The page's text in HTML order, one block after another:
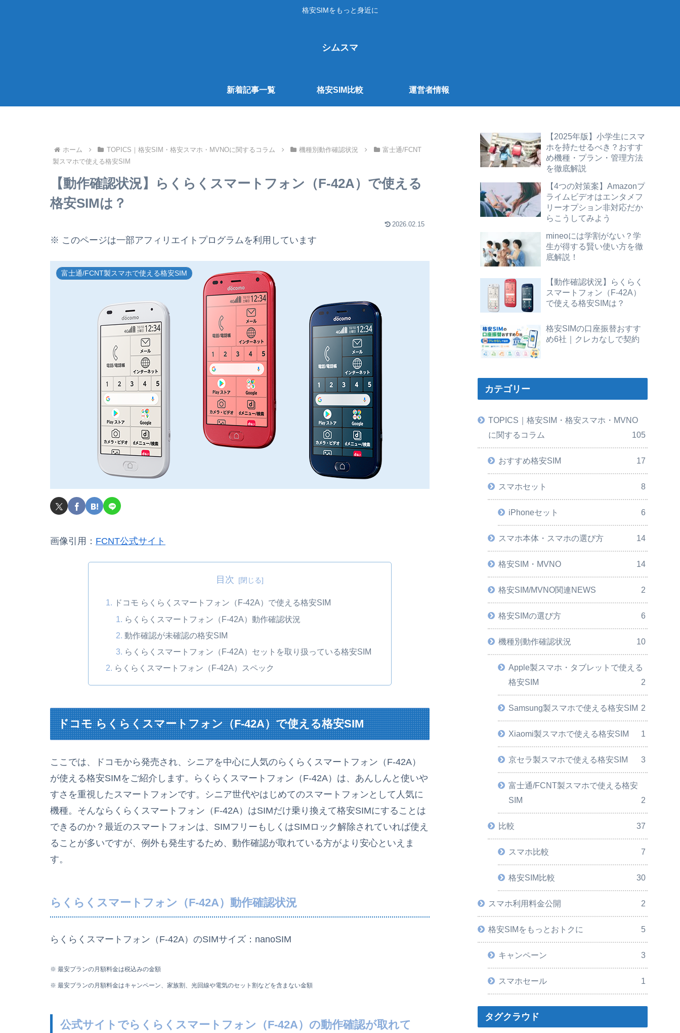
格安SIMをもっと身近に
シムスマ
新着記事一覧 格安SIM比較 運営者情報
ホーム TOPICS｜格安SIM・格安スマホ・MVNOに関するコラム 機種別動作確認状況
富士通/FCNT
製スマホで使える格安SIM
【動作確認状況】らくらくスマートフォン（F-42A）で使える
格安SIMは？
2026.02.15
※ このページは一部アフィリエイトプログラムを利用しています
富士通/FCNT製スマホで使える格安SIM
画像引用： FCNT公式サイト
目次
ドコモ らくらくスマートフォン（F-42A）で使える格安SIM
らくらくスマートフォン（F-42A）動作確認状況
動作確認が未確認の格安SIM
らくらくスマートフォン（F-42A）セットを取り扱っている格安SIM
らくらくスマートフォン（F-42A）スペック
ドコモ らくらくスマートフォン（F-42A）で使える格安SIM
ここでは、ドコモから発売され、シニアを中心に人気のらくらくスマートフォン（F-42A）
が使える格安SIMをご紹介します。らくらくスマートフォン（F-42A）は、あんしんと使いや
すさを重視したスマートフォンです。シニア世代やはじめてのスマートフォンとして人気に
機種。そんならくらくスマートフォン（F-42A）はSIMだけ乗り換えて格安SIMにすることは
できるのか？最近のスマートフォンは、SIMフリーもしくはSIMロック解除されていれば使え
ることが多いですが、例外も発生するため、動作確認が取れている方がより安心といえま
す。
らくらくスマートフォン（F-42A）動作確認状況
らくらくスマートフォン（F-42A）のSIMサイズ：nanoSIM
※ 最安プランの月額料金は税込みの金額
※ 最安プランの月額料金はキャンペーン、家族割、光回線や電気のセット割などを含まない金額
公式サイトでらくらくスマートフォン（F-42A）の動作確認が取れて
【2025年版】小学生にスマ
ホを持たせるべき？おすす
め機種・プラン・管理方法
を徹底解説
【4つの対策案】Amazonプ
ライムビデオはエンタメフ
リーオプション非対応だか
らこうしてみよう
mineoには学割がない？学
生が得する賢い使い方を徹
底解説！
【動作確認状況】らくらく
スマートフォン（F-42A）
で使える格安SIMは？
格安SIMの口座振替おすす
め6社｜クレカなしで契約
カテゴリー
TOPICS｜格安SIM・格安スマホ・MVNO
に関するコラム
105
おすすめ格安SIM 17
スマホセット 8
iPhoneセット 6
スマホ本体・スマホの選び方 14
格安SIM・MVNO 14
格安SIM/MVNO関連NEWS 2
格安SIMの選び方 6
機種別動作確認状況 10
Apple製スマホ・タブレットで使える
格安SIM
2
Samsung製スマホで使える格安SIM 2
Xiaomi製スマホで使える格安SIM 1
京セラ製スマホで使える格安SIM 3
富士通/FCNT製スマホで使える格安
SIM
2
比較 37
スマホ比較 7
格安SIM比較 30
スマホ利用料金公開 2
格安SIMをもっとおトクに 5
キャンペーン 3
スマホセール 1
タグクラウド